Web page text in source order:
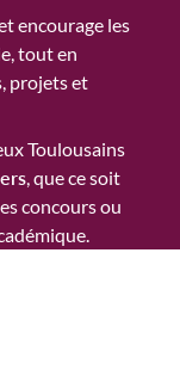
encourage les
tout en
projets et
Toulousains
, que ce soit
concours ou